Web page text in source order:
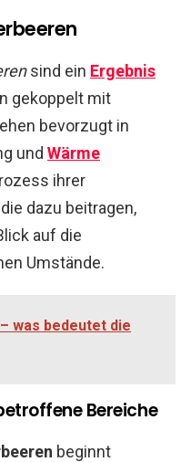
sind ein Ergebnis
gekoppelt mit
bevorzugt in
und Wärme
ihrer
die dazu beitragen,
auf die
Umstände.
was bedeutet die
Bereiche
beginnt